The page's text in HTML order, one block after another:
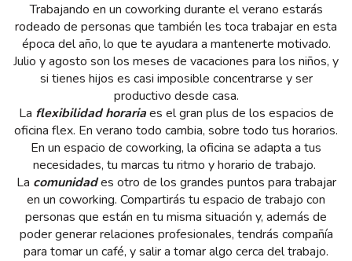
Trabajando en un coworking durante el verano estarás
rodeado de personas que también les toca trabajar en esta
época del año, lo que te ayudara a mantenerte motivado.
Julio y agosto son los meses de vacaciones para los niños, y
si tienes hijos es casi imposible concentrarse y ser
productivo desde casa.
La flexibilidad horariaes el gran plus de los espacios de
oficina flex. En verano todo cambia, sobre todo tus horarios.
En un espacio de coworking, la oficina se adapta a tus
necesidades, tu marcas tu ritmo y horario de trabajo.
La comunidades otro de los grandes puntos para trabajar
en un coworking. Compartirás tu espacio de trabajo con
personas que están en tu misma situación y, además de
poder generar relaciones profesionales, tendrás compañía
para tomar un café, y salir a tomar algo cerca del trabajo.